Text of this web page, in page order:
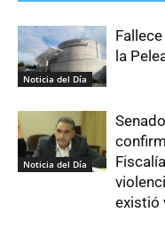
Noticia del Día
la
Noticia del Día
existió